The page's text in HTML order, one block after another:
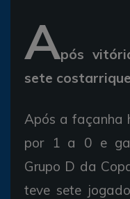
Após
sete
Após a façanha
por 1 a 0 e
Grupo D da
teve sete